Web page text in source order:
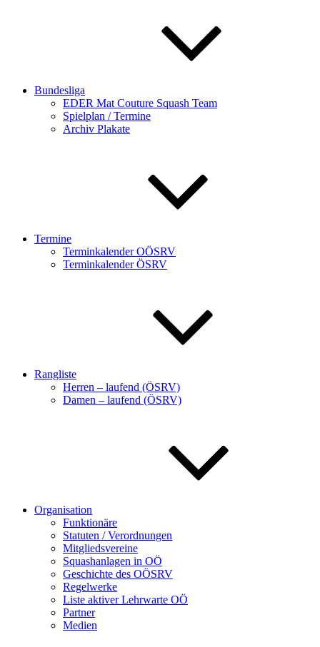
Bundesliga
EDER Mat Couture Squash Team
Spielplan / Termine
Archiv Plakate
Termine
Terminkalender OÖSRV
Terminkalender ÖSRV
Rangliste
Herren – laufend (ÖSRV)
Damen – laufend (ÖSRV)
Organisation
Funktionäre
Statuten / Verordnungen
Mitgliedsvereine
Squashanlagen in OÖ
Geschichte des OÖSRV
Regelwerke
Liste aktiver Lehrwarte OÖ
Partner
Medien